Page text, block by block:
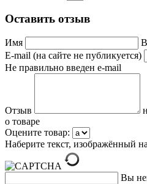
Оставить отзыв
Имя
E-mail (на сайте не публикуется)
Не правильно введен e-mail
Отзыв
о товаре
Оцените товар:
Наберите текст, изображённый
Вы